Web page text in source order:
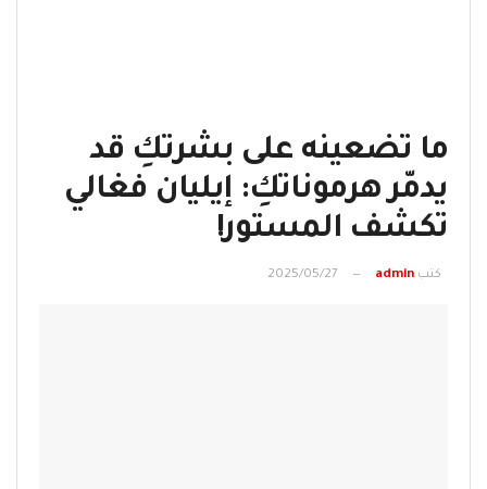
ما تضعينه على بشرتكِ قد
يدمّر هرموناتكِ: إيليان فغالي
تكشف المستور!
كتب admin
2025/05/27